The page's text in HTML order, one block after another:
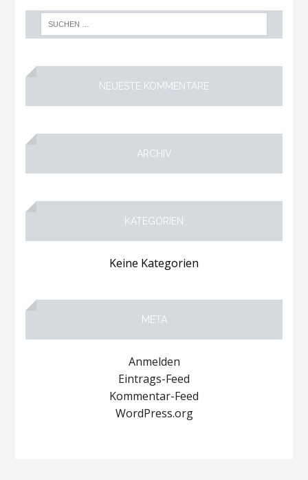
NEUESTE KOMMENTARE
ARCHIV
KATEGORIEN
Keine Kategorien
META
Anmelden
Eintrags-Feed
Kommentar-Feed
WordPress.org